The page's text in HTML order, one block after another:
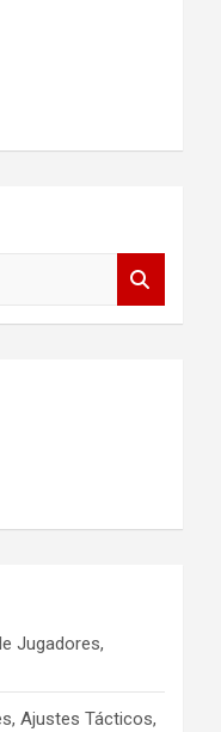
Jugadores,
Ajustes Tácticos,